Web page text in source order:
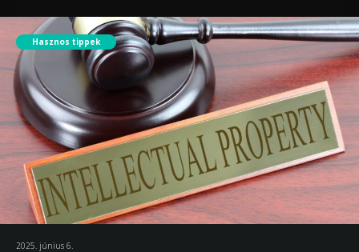
Hasznos tippek
2025. június 6.